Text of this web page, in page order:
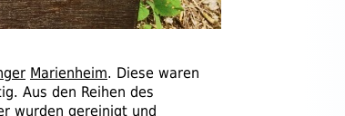
Marienheim. Diese waren
Aus den Reihen des
wurden gereinigt und